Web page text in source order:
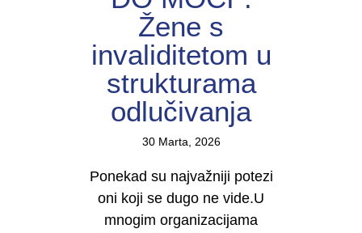
Žene s
invaliditetom u
strukturama
odlučivanja
30 Marta, 2026
Ponekad su najvažniji potezi
oni koji se dugo ne vide.U
mnogim organizacijama